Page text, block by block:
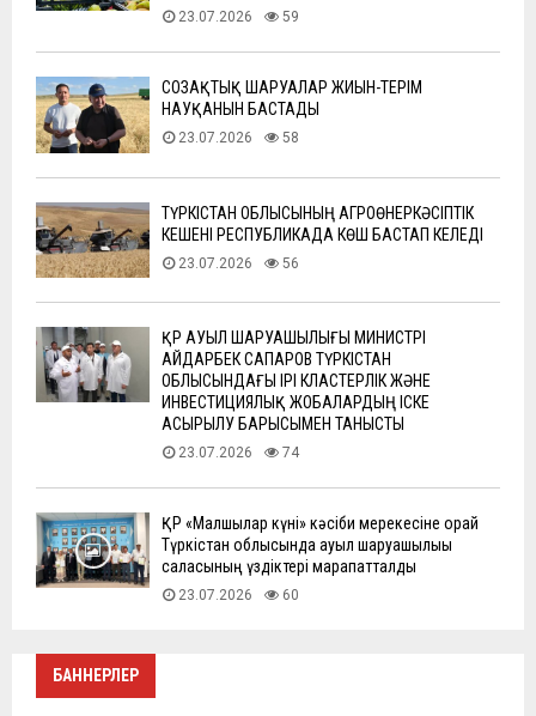
23.07.2026 59
СОЗАҚТЫҚ ШАРУАЛАР ЖИЫН-ТЕРІМ
НАУҚАНЫН БАСТАДЫ
23.07.2026 58
ТҮРКІСТАН ОБЛЫСЫНЫҢ АГРОӨНЕРКӘСІПТІК
КЕШЕНІ РЕСПУБЛИКАДА КӨШ БАСТАП КЕЛЕДІ
23.07.2026 56
ҚР АУЫЛ ШАРУАШЫЛЫҒЫ МИНИСТРІ
АЙДАРБЕК САПАРОВ ТҮРКІСТАН
ОБЛЫСЫНДАҒЫ ІРІ КЛАСТЕРЛІК ЖӘНЕ
ИНВЕСТИЦИЯЛЫҚ ЖОБАЛАРДЫҢ ІСКЕ
АСЫРЫЛУ БАРЫСЫМЕН ТАНЫСТЫ
23.07.2026 74
ҚР «Малшылар күні» кәсіби мерекесіне орай
Түркістан облысында ауыл шаруашылығы
саласының үздіктері марапатталды
23.07.2026 60
БАННЕРЛЕР